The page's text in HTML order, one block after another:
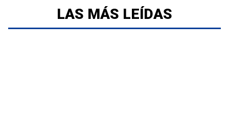
LAS MÁS LEÍDAS